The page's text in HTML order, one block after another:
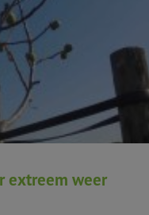
extreem weer